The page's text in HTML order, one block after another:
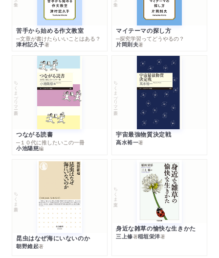
苦手から始める作文教室
─文章が書けたらいいことはある？
津村記久子著
マイテーマの探し方
─探究学習ってどうやるの？
片岡則夫著
ちくまプリマー新書
つながる読書
─１０代に推したいこの一冊
小池陽慈編
ちくまプリマー新書
宇宙最強物質決定戦
高水裕一著
ちくま新書
昆虫はなぜ海にいないのか
朝野維起著
ちくま文庫
身近な雑草の愉快な生きかた
三上修著稲垣栄洋著